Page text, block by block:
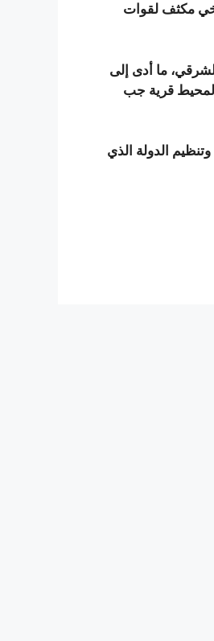
مكثف لقوات
ما أدى إلى
قرية جب
الدولة الذي